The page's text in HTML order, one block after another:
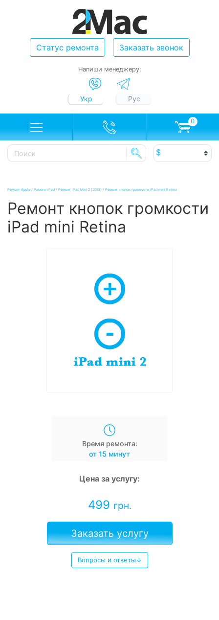
Статус ремонта Заказать звонок
Напиши менеджеру:
Укр Рус
0
Ремонт Apple / Ремонт iPad / Ремонт iPad Mini 2 (2013) / Ремонт кнопок громкости iPad mini Retina
Ремонт кнопок громкости
iPad mini Retina
Время ремонта:
от 15 минут
Цена за услугу:
499 грн.
Заказать услугу
Вопросы и ответы↓